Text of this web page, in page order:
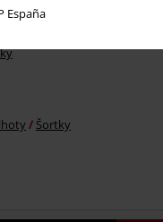
España
Šortky